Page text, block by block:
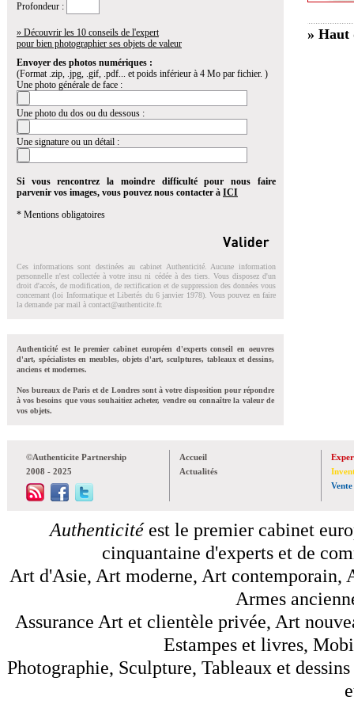
Profondeur :
» Découvrir les 10 conseils de l'expert
pour bien photographier ses objets de valeur
Envoyer des photos numériques :
(Format .zip, .jpg, .gif, .pdf... et poids inférieur à 4 Mo par fichier. )
Une photo générale de face :
Une photo du dos ou du dessous :
Une signature ou un détail :
Si vous rencontrez la moindre difficulté pour nous faire
parvenir vos images, vous pouvez nous contacter à ICI
* Mentions obligatoires
Ces informations sont destinées au cabinet Authenticité. Aucune information
personnelle n'est collectée à votre insu ni cédée à des tiers. Vous disposez d'un
droit d'accés, de modification, de rectification et de suppression des données vous
concernant (loi Informatique et Libertés du 6 janvier 1978). Vous pouvez en faire
la demande par mail à contact@authenticite.fr.
Authenticité est le premier cabinet européen d'experts conseil en oeuvres
d'art, spécialistes en meubles, objets d'art, sculptures, tableaux et dessins,
anciens et modernes.
Nos bureaux de Paris et de Londres sont à votre disposition pour répondre
à vos besoins que vous souhaitiez acheter, vendre ou connaître la valeur de
vos objets.
» Haut
©Authenticite Partnership
2008 - 2025
Accueil
Actualités
Vente
Authenticitéest le premier cabinet
cinquantaine d'experts et de
Art d'Asie, Art moderne, Art contemporain,
Armes
Assurance Art et clientèle privée, Art
Estampes et livres,
Photographie, Sculpture, Tableaux et